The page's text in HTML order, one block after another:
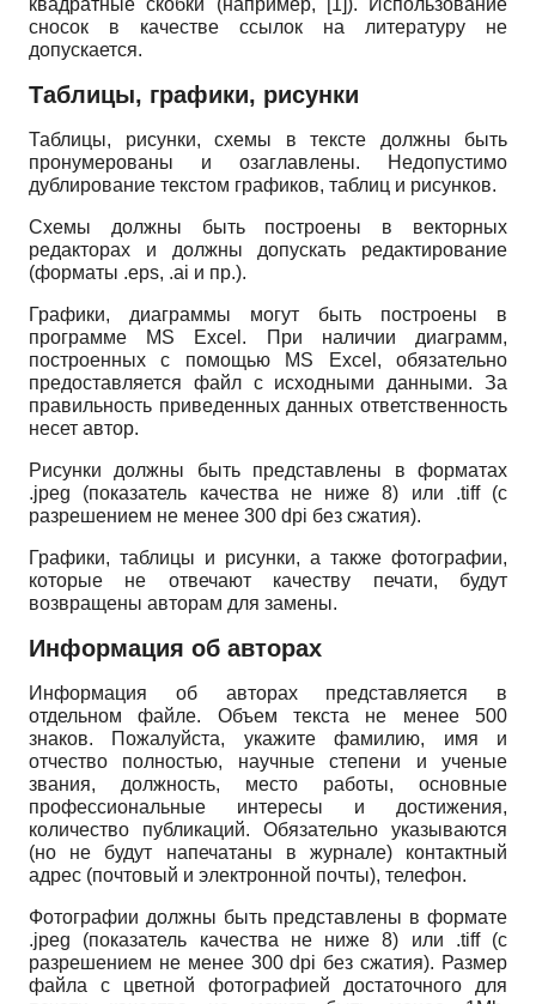
квадратные скобки (например, [1]). Использование
сносок в качестве ссылок на литературу не
допускается.
Таблицы, графики, рисунки
Таблицы, рисунки, схемы в тексте должны быть
пронумерованы и озаглавлены. Недопустимо
дублирование текстом графиков, таблиц и рисунков.
Схемы должны быть построены в векторных
редакторах и должны допускать редактирование
(форматы .eps, .ai и пр.).
Графики, диаграммы могут быть построены в
программе
MS Excel . При наличии диаграмм,
построенных с помощью
MS Excel,обязательно
предоставляется файл с исходными данными. За
правильность приведенных данных ответственность
несет автор.
Рисунки должны быть представлены в форматах
.jpeg (показатель качества не ниже 8) или .tiff(с
разрешением не менее 300 dpi без сжатия).
Графики, таблицы и рисунки, а также фотографии,
которые не отвечают качеству печати, будут
возвращены авторам для замены.
Информация об авторах
Информация об авторах представляется в
отдельном файле. Объем текста не менее 500
знаков. Пожалуйста, укажите фамилию, имя и
отчество полностью, научные степени и ученые
звания, должность, место работы, основные
профессиональные интересы и достижения,
количество публикаций. Обязательно указываются
(но не будут напечатаны в журнале) контактный
адрес (почтовый и электронной почты), телефон.
Фотографии должны быть представлены в формате
.jpeg (показатель качества не ниже 8) или .tiff(с
разрешением не менее 300dpi без сжатия). Размер
файла с цветной фотографией достаточного для